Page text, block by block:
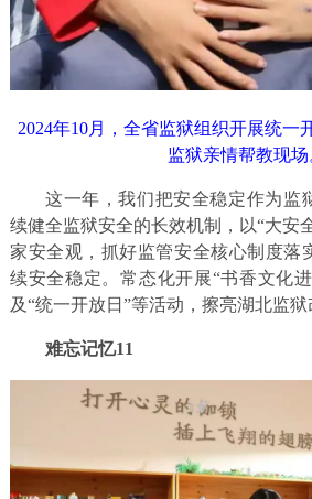
2024年10月，全省监狱组织开展统一
监狱亲情帮教现场
这一年，我们把安全稳定作为监
续健全监狱安全的长效机制，以“大安
家安全观，抓好监管安全核心制度落
续安全稳定。常态化开展“书香文化
及“统一开放日”等活动，擦亮湖北监狱
难忘记忆11